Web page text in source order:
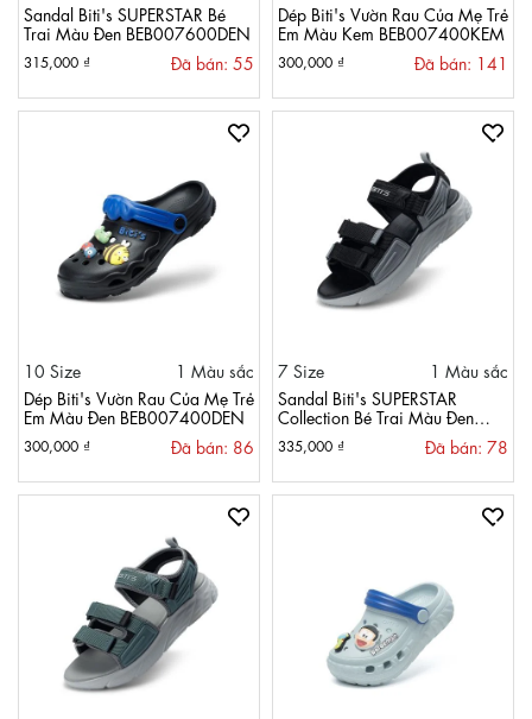
Sandal Biti's SUPERSTAR Bé
Trai Màu Đen BEB007600DEN
315,000 ₫ Đã bán: 55
Dép Biti's Vườn Rau Của Mẹ Trẻ
Em Màu Kem BEB007400KEM
300,000 ₫ Đã bán: 141
10 Size
1 Màu sắc
Dép Biti's Vườn Rau Của Mẹ Trẻ
Em Màu Đen BEB007400DEN
300,000 ₫ Đã bán: 86
7 Size
1 Màu sắc
Sandal Biti's SUPERSTAR
Collection Bé Trai Màu Đen
335,000 ₫ Đã bán: 78